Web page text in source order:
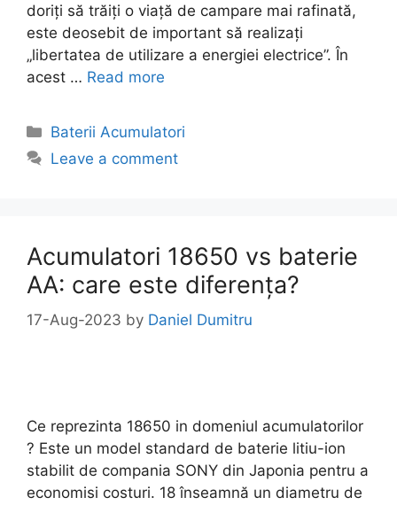
doriți să trăiți o viață de campare mai rafinată,
este deosebit de important să realizați
„libertatea de utilizare a energiei electrice”. În
acest … Read more
Categories
Baterii Acumulatori
Leave a comment
Acumulatori 18650 vs baterie
AA: care este diferența?
17-Aug-2023 by Daniel Dumitru
Ce reprezinta 18650 in domeniul acumulatorilor
? Este un model standard de baterie litiu-ion
stabilit de compania SONY din Japonia pentru a
economisi costuri. 18 înseamnă un diametru de